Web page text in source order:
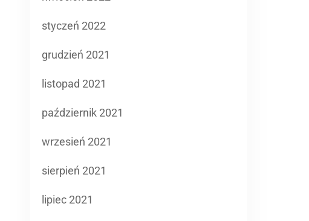
styczeń 2022
grudzień 2021
listopad 2021
październik 2021
wrzesień 2021
sierpień 2021
lipiec 2021